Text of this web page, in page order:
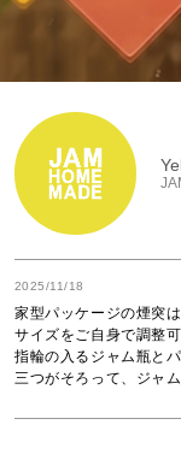
2025/11/18
家型パッケージの煙突
サイズをご自身で調整可
指輪の入るジャム瓶と
三つがそろって、ジャ